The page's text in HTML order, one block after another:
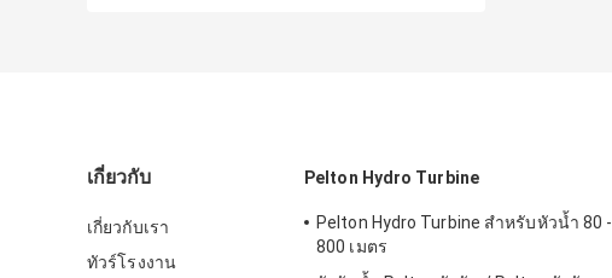
เกี่ยวกับ
เกี่ยวกับเรา
ทัวร์โรงงาน
Pelton Hydro Turbine
Pelton Hydro Turbine สำหรับหัวน้ำ 80 -
800 เมตร